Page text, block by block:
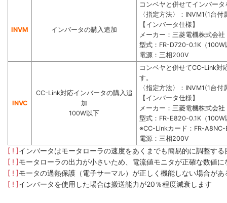
INVM インバータの購入追加
コンベヤと併せてインバー
〈指定方法〉：INVM1(1台
【インバータ仕様】
メーカー：三菱電機株式会社
型式：FR-D720-0.1K（100W
電源：三相200V
INVC
CC-Link対応インバータの購入追
加
100W以下
コンベヤと併せてCC-Link対
す。
〈指定方法〉：INVM1(1台
【インバータ仕様】
メーカー：三菱電機株式会社
型式：FR-E820-0.1K（100W
※CC-Linkカード：FR-A8NC-
電源：三相200V
[ ! ]インバータはモータローラの速度をあくまでも簡易的に調整す
[ ! ]モータローラの出力が小さいため、電流値モニタが正確な数値
[ ! ]モータの過熱保護（電子サーマル）が正しく機能しない場合が
[ ! ]インバータを使用した場合は搬送能力が20％程度減衰します